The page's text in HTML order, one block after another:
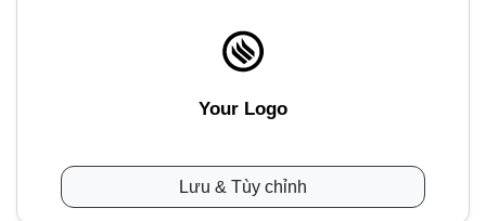
Your Logo
Lưu & Tùy chỉnh